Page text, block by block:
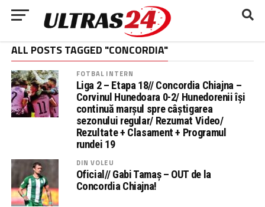
ALL POSTS TAGGED "CONCORDIA"
FOTBAL INTERN
Liga 2 – Etapa 18// Concordia Chiajna –
Corvinul Hunedoara 0-2/ Hunedorenii își
continuă marșul spre câștigarea
sezonului regular/ Rezumat Video/
Rezultate + Clasament + Programul
rundei 19
DIN VOLEU
Oficial// Gabi Tamaș – OUT de la
Concordia Chiajna!